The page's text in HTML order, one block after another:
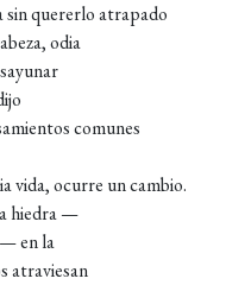
sin quererlo atrapado
odia
comunes
vida, ocurre un cambio.
hiedra —
en la
atraviesan